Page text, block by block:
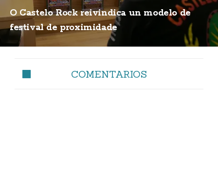
O Castelo Rock reivindica un modelo de
festival de proximidade
COMENTARIOS